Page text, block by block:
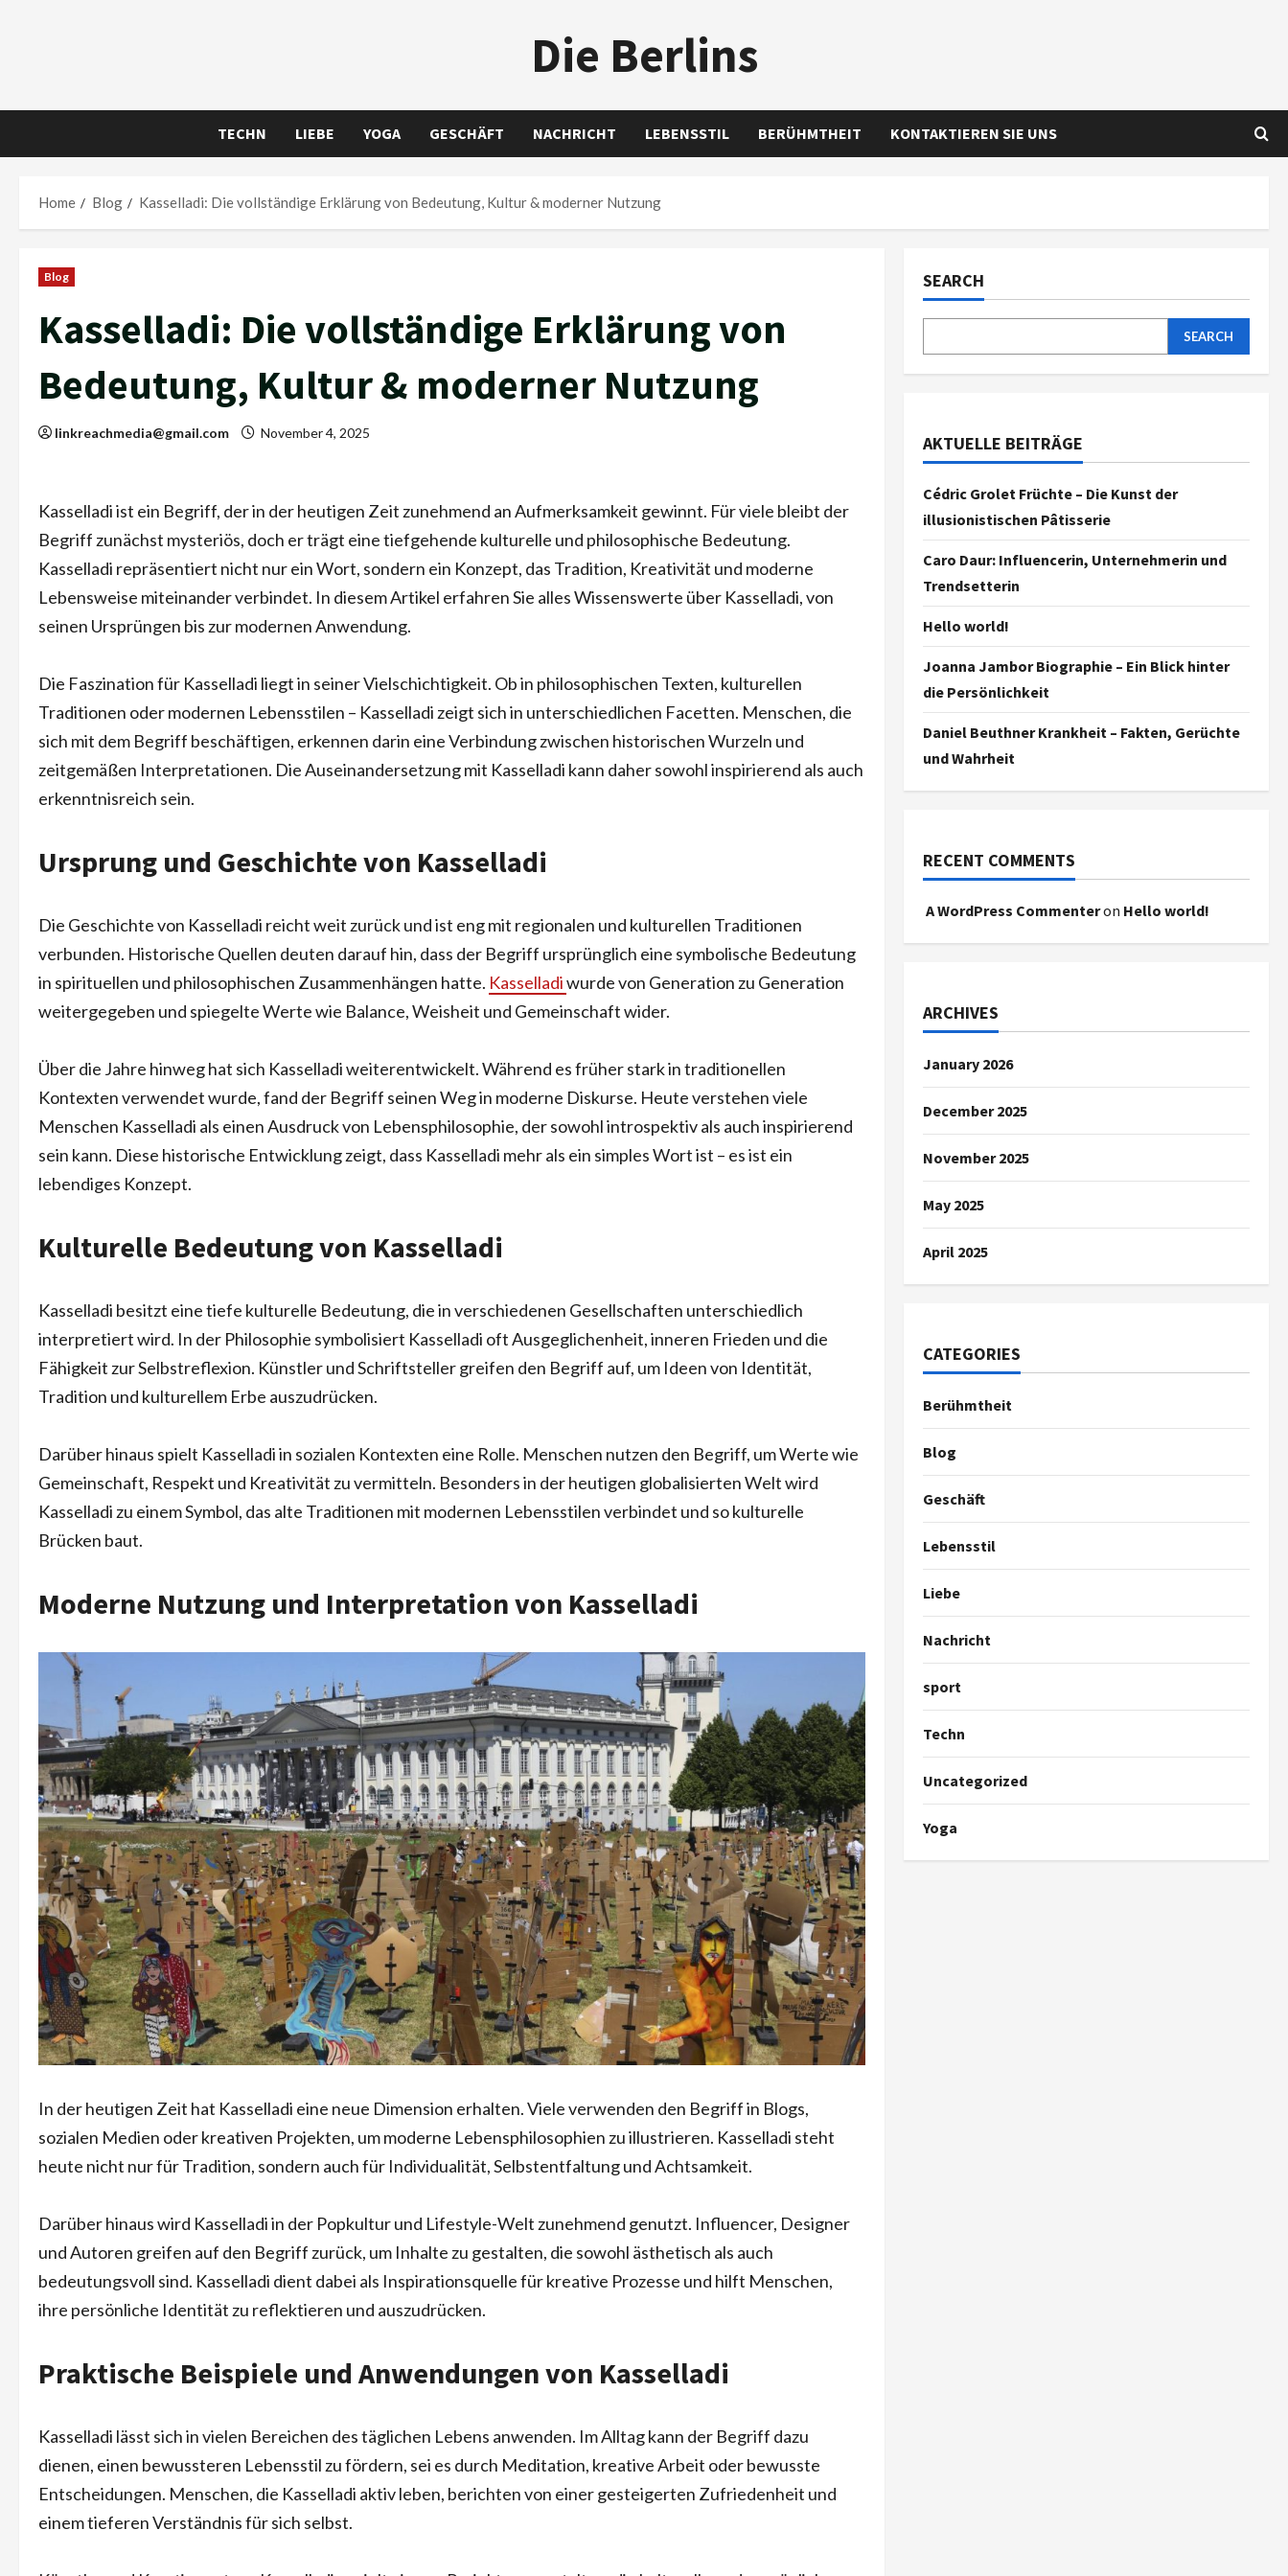
Die Berlins
TECHN LIEBE YOGA GESCHÄFT NACHRICHT LEBENSSTIL BERÜHMTHEIT KONTAKTIEREN SIE UNS
Home Blog Kasselladi: Die vollständige Erklärung von Bedeutung, Kultur & moderner Nutzung
Blog
Kasselladi: Die vollständige Erklärung von
Bedeutung, Kultur & moderner Nutzung
linkreachmedia@gmail.com November 4, 2025
Kasselladi ist ein Begriff, der in der heutigen Zeit zunehmend an Aufmerksamkeit gewinnt. Für viele bleibt der
Begriff zunächst mysteriös, doch er trägt eine tiefgehende kulturelle und philosophische Bedeutung.
Kasselladi repräsentiert nicht nur ein Wort, sondern ein Konzept, das Tradition, Kreativität und moderne
Lebensweise miteinander verbindet. In diesem Artikel erfahren Sie alles Wissenswerte über Kasselladi, von
seinen Ursprüngen bis zur modernen Anwendung.
Die Faszination für Kasselladi liegt in seiner Vielschichtigkeit. Ob in philosophischen Texten, kulturellen
Traditionen oder modernen Lebensstilen – Kasselladi zeigt sich in unterschiedlichen Facetten. Menschen, die
sich mit dem Begriff beschäftigen, erkennen darin eine Verbindung zwischen historischen Wurzeln und
zeitgemäßen Interpretationen. Die Auseinandersetzung mit Kasselladi kann daher sowohl inspirierend als auch
erkenntnisreich sein.
Ursprung und Geschichte von Kasselladi
Die Geschichte von Kasselladi reicht weit zurück und ist eng mit regionalen und kulturellen Traditionen
verbunden. Historische Quellen deuten darauf hin, dass der Begriff ursprünglich eine symbolische Bedeutung
in spirituellen und philosophischen Zusammenhängen hatte. Kasselladiwurde von Generation zu Generation
weitergegeben und spiegelte Werte wie Balance, Weisheit und Gemeinschaft wider.
Über die Jahre hinweg hat sich Kasselladi weiterentwickelt. Während es früher stark in traditionellen
Kontexten verwendet wurde, fand der Begriff seinen Weg in moderne Diskurse. Heute verstehen viele
Menschen Kasselladi als einen Ausdruck von Lebensphilosophie, der sowohl introspektiv als auch inspirierend
sein kann. Diese historische Entwicklung zeigt, dass Kasselladi mehr als ein simples Wort ist – es ist ein
lebendiges Konzept.
Kulturelle Bedeutung von Kasselladi
Kasselladi besitzt eine tiefe kulturelle Bedeutung, die in verschiedenen Gesellschaften unterschiedlich
interpretiert wird. In der Philosophie symbolisiert Kasselladi oft Ausgeglichenheit, inneren Frieden und die
Fähigkeit zur Selbstreflexion. Künstler und Schriftsteller greifen den Begriff auf, um Ideen von Identität,
Tradition und kulturellem Erbe auszudrücken.
Darüber hinaus spielt Kasselladi in sozialen Kontexten eine Rolle. Menschen nutzen den Begriff, um Werte wie
Gemeinschaft, Respekt und Kreativität zu vermitteln. Besonders in der heutigen globalisierten Welt wird
Kasselladi zu einem Symbol, das alte Traditionen mit modernen Lebensstilen verbindet und so kulturelle
Brücken baut.
Moderne Nutzung und Interpretation von Kasselladi
In der heutigen Zeit hat Kasselladi eine neue Dimension erhalten. Viele verwenden den Begriff in Blogs,
sozialen Medien oder kreativen Projekten, um moderne Lebensphilosophien zu illustrieren. Kasselladi steht
heute nicht nur für Tradition, sondern auch für Individualität, Selbstentfaltung und Achtsamkeit.
Darüber hinaus wird Kasselladi in der Popkultur und Lifestyle-Welt zunehmend genutzt. Influencer, Designer
und Autoren greifen auf den Begriff zurück, um Inhalte zu gestalten, die sowohl ästhetisch als auch
bedeutungsvoll sind. Kasselladi dient dabei als Inspirationsquelle für kreative Prozesse und hilft Menschen,
ihre persönliche Identität zu reflektieren und auszudrücken.
Praktische Beispiele und Anwendungen von Kasselladi
Kasselladi lässt sich in vielen Bereichen des täglichen Lebens anwenden. Im Alltag kann der Begriff dazu
dienen, einen bewussteren Lebensstil zu fördern, sei es durch Meditation, kreative Arbeit oder bewusste
Entscheidungen. Menschen, die Kasselladi aktiv leben, berichten von einer gesteigerten Zufriedenheit und
einem tieferen Verständnis für sich selbst.
SEARCH
SEARCH
AKTUELLE BEITRÄGE
Cédric Grolet Früchte – Die Kunst der
illusionistischen Pâtisserie
Caro Daur: Influencerin, Unternehmerin und
Trendsetterin
Hello world!
Joanna Jambor Biographie – Ein Blick hinter
die Persönlichkeit
Daniel Beuthner Krankheit – Fakten, Gerüchte
und Wahrheit
RECENT COMMENTS
A WordPress Commenteron Hello world!
ARCHIVES
January 2026
December 2025
November 2025
May 2025
April 2025
CATEGORIES
Berühmtheit
Blog
Geschäft
Lebensstil
Liebe
Nachricht
sport
Techn
Uncategorized
Yoga